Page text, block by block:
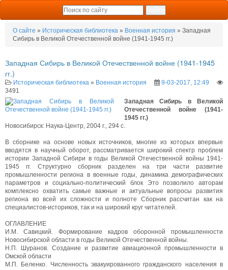
О сайте » Историческая библиотека » Военная история » Западная
Сибирь в Великой Отечественной войне (1941-1945 гг.)
Западная Сибирь в Великой Отечественной войне (1941-1945
гг.)
Историческая библиотека » Военная история
9-03-2017, 12:49
3491
Западная Сибирь в Великой
Отечественной войне (1941-
1945 гг.)
Новосибирск: Наука-Центр, 2004 г., 294 с.
В сборнике на основе новых источников, многие из которых впервые
вводятся в научный оборот, рассматривается широкий спектр проблем
истории Западной Сибири в годы Великой Отечественной войны 1941-
1945 гг. Структурно сборник разделен на три части развитие
промышленности региона в военные годы, динамика демографических
параметров и социально-политический блок Это позволило авторам
комплексно охватить самые важные и актуальные вопросы развития
региона во всей их сложности и полноте Сборник рассчитан как на
специалистов-историков, так и на широкий круг читателей.
ОГЛАВЛЕНИЕ
И.М. Савицкий. Формирование кадров оборонной промышленности
Новосибирской области в годы Великой Отечественной войны.
Н.П. Шуранов. Создание и развитие авиационной промышленности в
Омской области
М.П. Беленко. Численность эвакуированного гражданского населения в